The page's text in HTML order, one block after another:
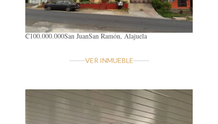
₡100.000.000San JuanSan Ramón, Alajuela
VER INMUEBLE